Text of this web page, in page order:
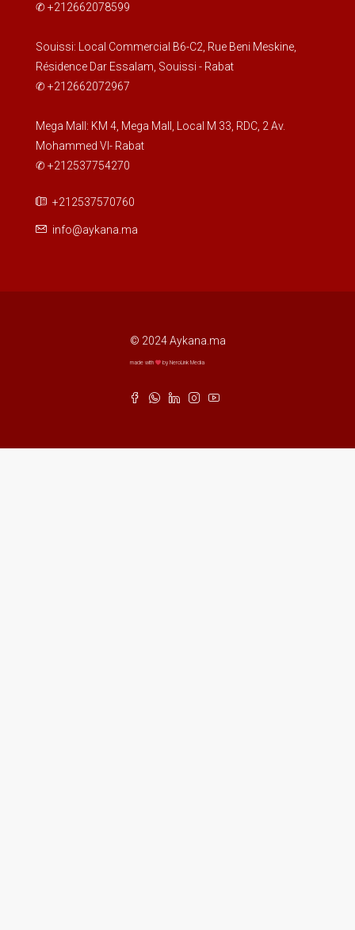
✆ +212662078599
Souissi: Local Commercial B6-C2, Rue Beni Meskine,
Résidence Dar Essalam, Souissi - Rabat
✆ +212662072967
Mega Mall: KM 4, Mega Mall, Local M 33, RDC, 2 Av.
Mohammed VI- Rabat
✆ +212537754270
+212537570760
info@aykana.ma
© 2024 Aykana.ma
made with by NeroLink Media